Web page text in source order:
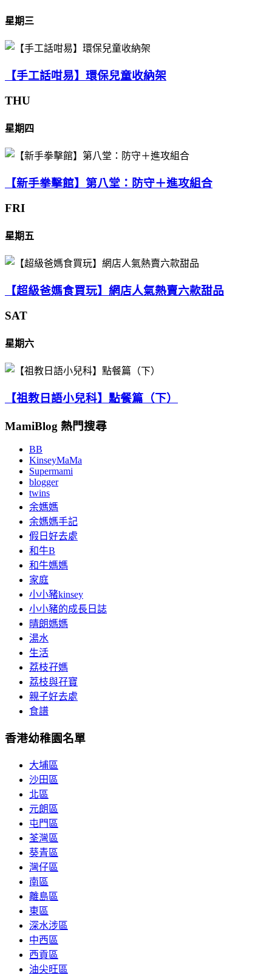
星期三
【手工話咁易】環保兒童收納架
THU
星期四
【新手拳擊館】第八堂：防守＋進攻組合
FRI
星期五
【超級爸媽食買玩】網店人氣熱賣六款甜品
SAT
星期六
【祖教日語小兒科】點餐篇（下）
MamiBlog 熱門搜尋
BB
KinseyMaMa
Supermami
blogger
twins
余媽媽
余媽媽手記
假日好去處
和牛B
和牛媽媽
家庭
小小豬kinsey
小小豬的成長日誌
晴朗媽媽
湯水
生活
荔枝孖媽
荔枝與孖寶
親子好去處
食譜
香港幼稚園名單
大埔區
沙田區
北區
元朗區
屯門區
荃灣區
葵青區
灣仔區
南區
離島區
東區
深水涉區
中西區
西貢區
油尖旺區